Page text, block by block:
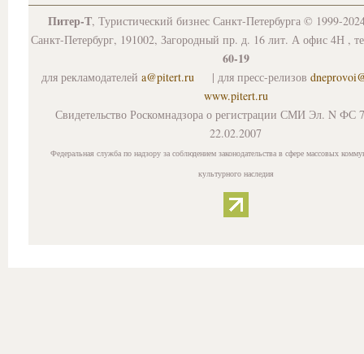
Питер-Т, Туристический бизнес Санкт-Петербурга © 1999-
Санкт-Петербург, 191002, Загородный пр. д. 16 лит. А офис 4Н ,
60-19
для рекламодателей a@pitert.ru | для пресс-релизов
www.pitert.ru
Свидетельство Роскомнадзора о регистрации СМИ Эл. N ФС
22.02.2007
Федеральная служба по надзору за соблюдением законодательства в сфере массовых
культурного наследия